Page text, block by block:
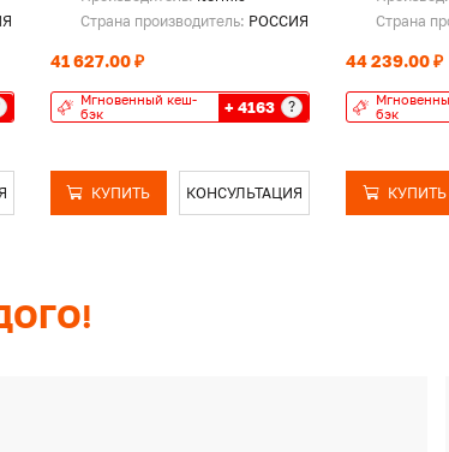
Страна производитель: РОССИЯ
41 627.00 ₽
Мгновенный кеш-
бэк
+ 4163 ?
КУПИТЬ КОНСУЛЬТАЦИЯ
Страна
44 239.00 ₽
бэк
КУПИТЬ